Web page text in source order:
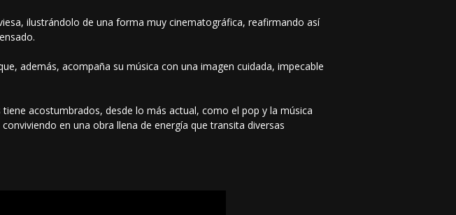
ilustrándolo de una forma muy cinematográfica, reafirmando así
además, acompaña su música con una imagen cuidada, impecable
acostumbrados, desde lo más actual, como el pop y la música
en una obra llena de energía que transita diversas